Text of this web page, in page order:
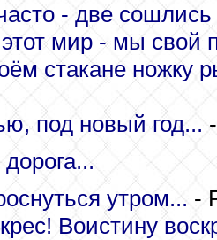
- две сошлись
мир - мы свой
стакане ножку
под новый год...
утром... -
Воистину